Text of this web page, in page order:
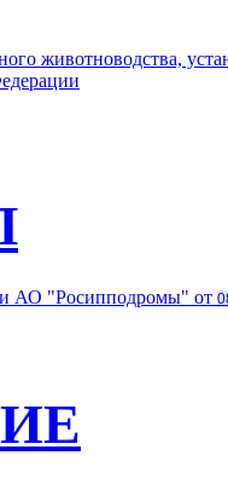
животноводства,
АО "Росипподромы" от